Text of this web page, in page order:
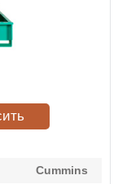
Cummins